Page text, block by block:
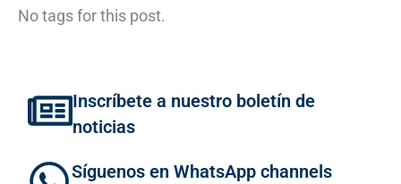
No tags for this post.
Inscríbete a nuestro boletín de
noticias
Síguenos en WhatsApp channels